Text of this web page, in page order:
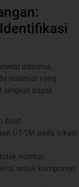
diterima.
material yang
singkat dapat
baut.
UT-1M pada lokasi
normal.
untuk komponen